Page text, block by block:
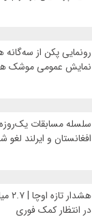
رونمایی پکن از
نمایش عمومی موشک
سلسله مسابقات
افغانستان و ایرلند لغو
در انتظار کمک فوری